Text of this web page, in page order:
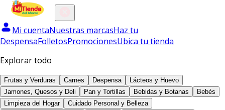
Mi cuentaNuestras marcasHaz tu
DespensaFolletosPromocionesUbica tu tienda
Explorar todo
Frutas y Verduras Carnes Despensa
Lácteos y Huevo
Jamones, Quesos y Deli
Pan y Tortillas Bebidas y Botanas
Bebés
Limpieza del Hogar
Cuidado Personal y Belleza